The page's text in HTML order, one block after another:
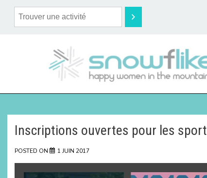
Inscriptions ouvertes pour les
POSTED ON 1 JUIN 2017